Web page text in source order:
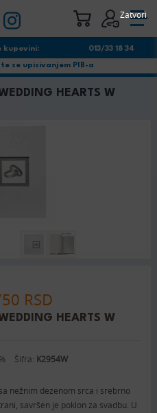
kupovini: 013/33 18 34
se upisivanjem PIB-a
HEARTS W
RSD
HEARTS W
Šifra: K2954W
nežnim dezenom srca i srebrno
savršen je poklon za svadbu. U
Zatvori